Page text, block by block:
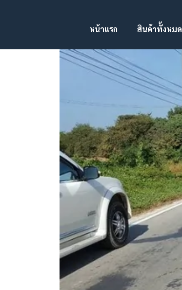
หน้าแรก สินค้าทั้งหมด